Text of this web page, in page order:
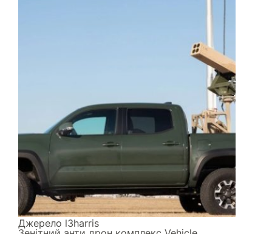
Джерело l3harris